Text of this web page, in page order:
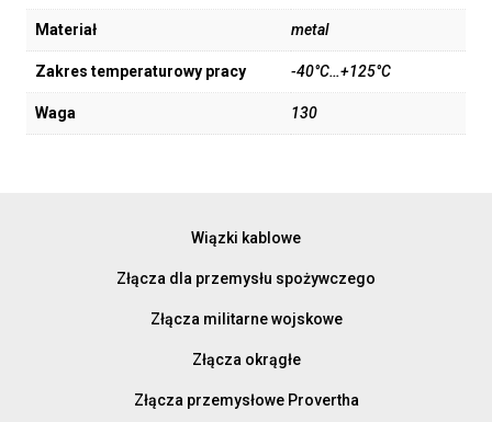
Materiał metal
Zakres temperaturowy pracy -40°C…+125°C
Waga 130
Wiązki kablowe
Złącza dla przemysłu spożywczego
Złącza militarne wojskowe
Złącza okrągłe
Złącza przemysłowe Provertha